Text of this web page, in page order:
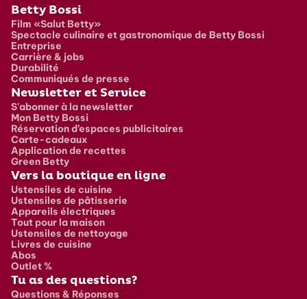
Pied de page
Betty Bossi
Film «Salut Betty»
Spectacle culinaire et gastronomique de Betty Bossi
Entreprise
Carrière & jobs
Durabilité
Communiqués de presse
Newsletter et Service
S'abonner à la newsletter
Mon Betty Bossi
Réservation d’espaces publicitaires
Carte-cadeaux
Application de recettes
Green Betty
Vers la boutique en ligne
Ustensiles de cuisine
Ustensiles de pâtisserie
Appareils électriques
Tout pour la maison
Ustensiles de nettoyage
Livres de cuisine
Abos
Outlet %
Tu as des questions?
Questions & Réponses